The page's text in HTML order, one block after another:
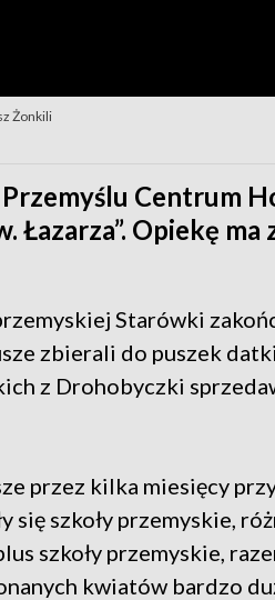
Żonkili
Centrum
Łazarza”. Opiekę ma
Starówki
zbierali do puszek
z Drohobyczki
przez kilka miesięcy
się szkoły przemyskie,
szkoły przemyskie,
kwiatów bardzo